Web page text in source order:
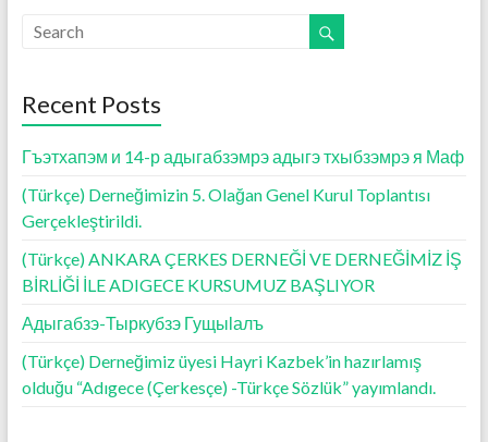
Recent Posts
Гъэтхапэм и 14-р адыгабзэмрэ адыгэ тхыбзэмрэ я Маф
(Türkçe) Derneğimizin 5. Olağan Genel Kurul Toplantısı
Gerçekleştirildi.
(Türkçe) ANKARA ÇERKES DERNEĞİ VE DERNEĞİMİZ İŞ
BİRLİĞİ İLE ADIGECE KURSUMUZ BAŞLIYOR
Адыгабзэ-Тыркубзэ Гущыӏалъ
(Türkçe) Derneğimiz üyesi Hayri Kazbek’in hazırlamış
olduğu “Adıgece (Çerkesçe) -Türkçe Sözlük” yayımlandı.